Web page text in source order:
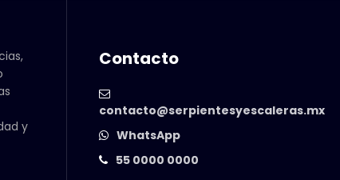
y
Contacto
contacto@serpientesyescaleras.mx
WhatsApp
55 0000 0000